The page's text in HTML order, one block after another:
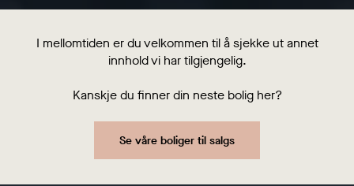
I mellomtiden er du velkommen til å sjekke ut annet
innhold vi har tilgjengelig.
Kanskje du finner din neste bolig her?
Se våre boliger til salgs